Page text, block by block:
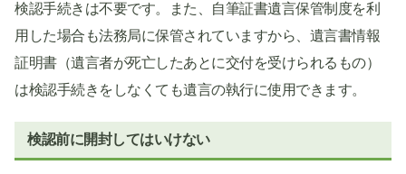
検認手続きは不要です。また、自筆証書遺言保管制度を利
用した場合も法務局に保管されていますから、遺言書情報
証明書（遺言者が死亡したあとに交付を受けられるもの）
は検認手続きをしなくても遺言の執行に使用できます。
検認前に開封してはいけない